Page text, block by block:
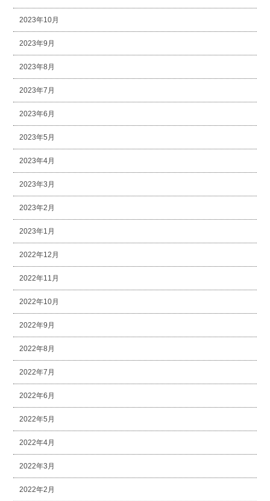
2023年10月
2023年9月
2023年8月
2023年7月
2023年6月
2023年5月
2023年4月
2023年3月
2023年2月
2023年1月
2022年12月
2022年11月
2022年10月
2022年9月
2022年8月
2022年7月
2022年6月
2022年5月
2022年4月
2022年3月
2022年2月